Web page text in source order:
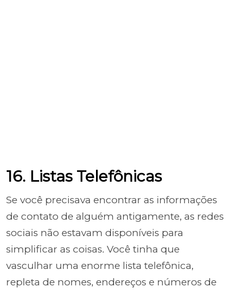
16. Listas Telefônicas
Se você precisava encontrar as informações
de contato de alguém antigamente, as redes
sociais não estavam disponíveis para
simplificar as coisas. Você tinha que
vasculhar uma enorme lista telefônica,
repleta de nomes, endereços e números de